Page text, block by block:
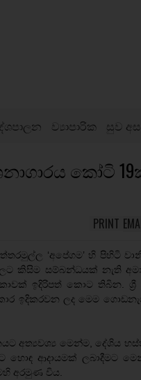
ව්‍යාපාරික සුව
කෝටි
PRINT
‘අපේගම’ හි පිහිටි
කිසිම සම්බන්ධයක් නැති
ඉදිරිපත් කොට තිබින. ශ්‍රී
ඉදිකරවන ලද මෙම
අත්‍යවශ්‍ය මෙන්ම, දේශිය
ආදායමක් ලබාදීමට
අරමුණ විය.